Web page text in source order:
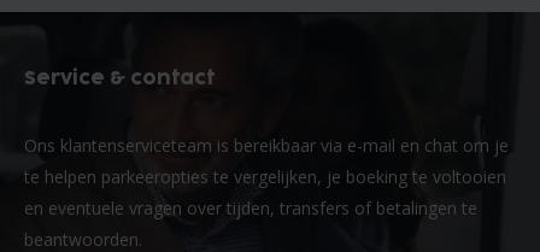
Service & contact
Ons klantenserviceteam is bereikbaar via e-mail en chat om je
te helpen parkeeropties te vergelijken, je boeking te voltooien
en eventuele vragen over tijden, transfers of betalingen te
beantwoorden.